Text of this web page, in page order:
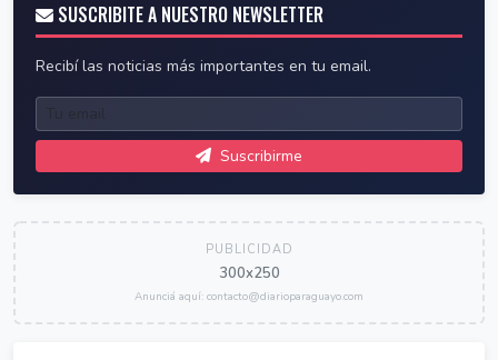
SUSCRIBITE A NUESTRO NEWSLETTER
Recibí las noticias más importantes en tu email.
Suscribirme
PUBLICIDAD
300x250
Anunciá aquí: contacto@diarioparaguayo.com